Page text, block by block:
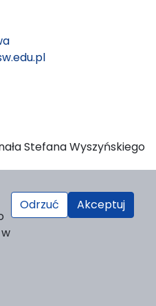
Stefana Wyszyńskiego
PKP
Odrzuć Akceptuj